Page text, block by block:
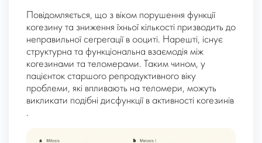
Повідомляється, що з віком порушення функції
когезину та зниження їхньої кількості призводить до
неправильної сегрегації в ооциті. Нарешті, існує
структурна та функціональна взаємодія між
когезинами та теломерами. Таким чином, у
пацієнток старшого репродуктивного віку
проблеми, які впливають на теломери, можуть
викликати подібні дисфункції в активності когезинів
.